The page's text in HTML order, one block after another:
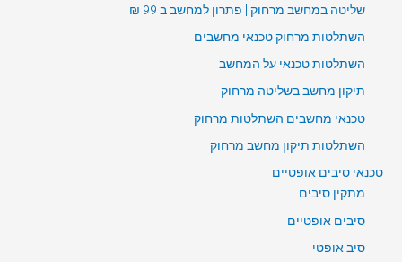
שליטה במחשב מרחוק | פתרון למחשב ב 99 ₪
השתלטות מרחוק טכנאי מחשבים
השתלטות טכנאי על המחשב
תיקון מחשב בשליטה מרחוק
טכנאי מחשבים השתלטות מרחוק
השתלטות תיקון מחשב מרחוק
טכנאי סיבים אופטיים
מתקין סיבים
סיבים אופטיים
סיב אופטי